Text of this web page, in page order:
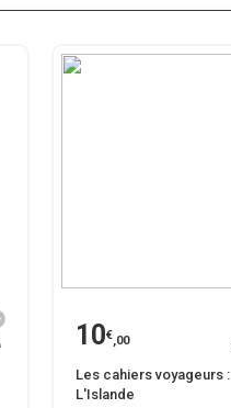
10€,00
Les cahiers voyageurs :
L'Islande